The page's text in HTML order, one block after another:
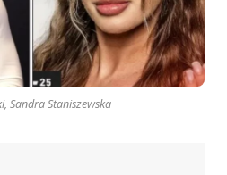
Sandra Staniszewska